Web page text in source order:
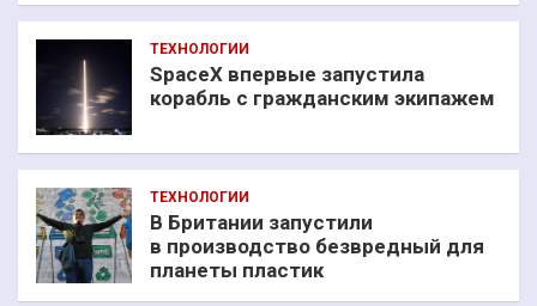
ТЕХНОЛОГИИ
SpaceX впервые запустила
корабль с гражданским экипажем
ТЕХНОЛОГИИ
В Британии запустили
в производство безвредный для
планеты пластик